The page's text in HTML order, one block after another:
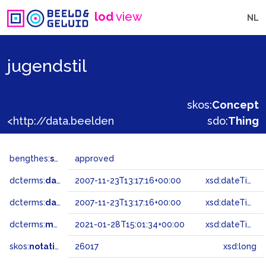
lodview NL
jugendstil
skos:Concept
sdo:Thing
bengthes:status approved
dcterms:dateAccepted 2007-11-23T13:17:16+00:00 xsd:dateTime
dcterms:dateSubmitted 2007-11-23T13:17:16+00:00 xsd:dateTime
dcterms:modified 2021-01-28T15:01:34+00:00 xsd:dateTime
skos:notation 26017 xsd:long